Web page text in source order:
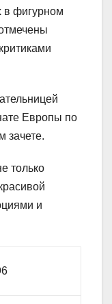
в фигурном
Европы по
зачете.
только
и